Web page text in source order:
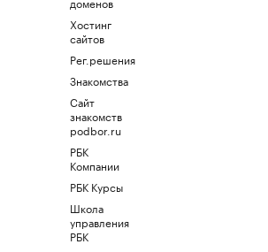
Хостинг
сайтов
Рег.решения
Знакомства
Сайт
знакомств
podbor.ru
РБК
Компании
РБК Курсы
Школа
управления
РБК